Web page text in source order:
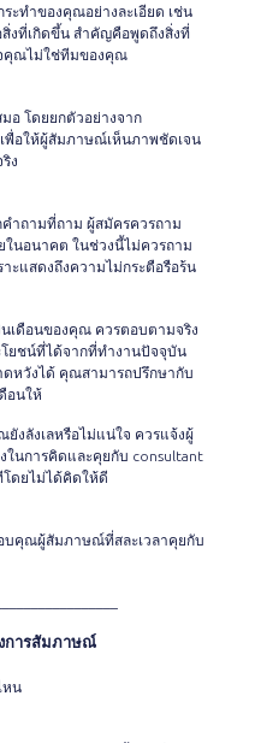
ะทำของคุณอย่างละเอียด เช่น
งที่เกิดขึ้น สำคัญคือพูดถึงสิ่งที่
จคุณไม่ใช่ทีมของคุณ
อ โดยยกตัวอย่างจาก
พื่อให้ผู้สัมภาษณ์เห็นภาพชัดเจน
ง
ำถามที่ถาม ผู้สมัครควรถาม
ในอนาคต ในช่วงนี้ไม่ควรถาม
าะแสดงถึงความไม่กระตือรือร้น
เดือนของคุณ ควรตอบตามจริง
ยชน์ที่ได้จากที่ทำงานปัจจุบัน
หวังได้ คุณสามารถปรึกษากับ
อนให้
งลังเลหรือไม่แน่ใจ ควรแจ้งผู้
นการคิดและคุยกับ consultant
ดยไม่ได้คิดให้ดี
บคุณผู้สัมภาษณ์ที่สละเวลาคุยกับ
การสัมภาษณ์
หน